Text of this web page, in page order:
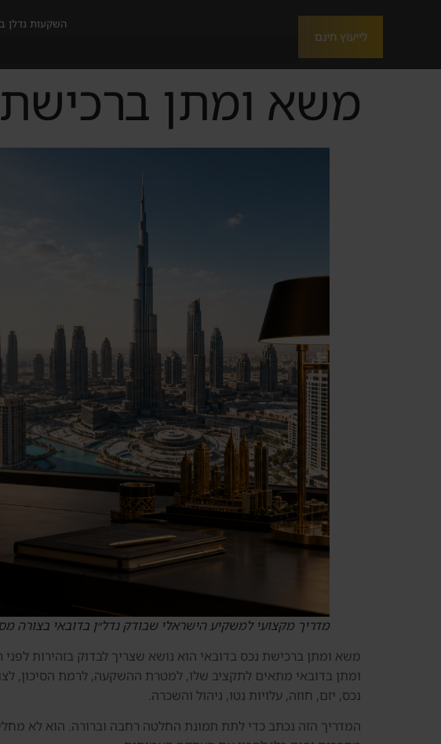
השקעות נדלן
לייעוץ חינם
משא ומתן
מדריך מקצועי למשקיע הישראלי שבודק נדל״ן בדובאי בצורה
משא ומתן ברכישת נכס בדובאי הוא נושא שצריך לבדוק בזהירות
ומתן בדובאי מתאים לתקציב שלו, למטרת ההשקעה, לרמת הסיכון,
נכס, יזם, חוזה, עלויות נטו, ניהול והשכרה.
המדריך הזה נכתב כדי לתת תמונת החלטה רחבה וברורה. הוא לא